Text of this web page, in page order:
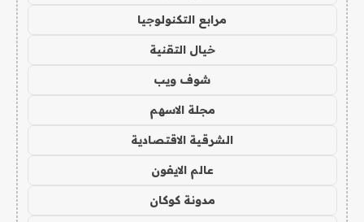
مرابع التكنولوجيا
خيال التقنية
شوف ويب
مجلة الاسهم
الشرقية الاقتصادية
عالم الايفون
مدونة كوكان